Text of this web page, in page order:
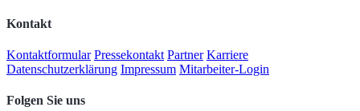
Kontakt
Kontaktformular Pressekontakt Partner Karriere
Datenschutzerklärung Impressum Mitarbeiter-Login
Folgen Sie uns